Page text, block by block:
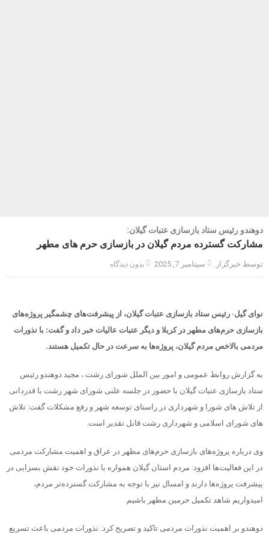
دوهندو رئیس ستاد بازسازی عتبات گیلان:
مشارکت گسترده مردم گیلان در بازسازی حرم های مطهر
توسط خبرگزار سپتامبر 7, 2025 بدون دیدگاه
نوای گیل- رئیس ستاد بازسازی عتبات گیلان، از پیشرفت‌های چشمگیر پروژه‌های
بازسازی حرم‌های مطهر در کربلا و دیگر عتبات عالیات خبر داد و گفت: با نذورات
مردمی بالاخص مردم گیلان، پروژه‌ها به سرعت در حال تکمیل هستند.
به گزارش روابط عمومی و امور بین الملل شورای رشت ، مجید دوهندو رئیس
ستاد بازسازی عتبات گیلان با حضور در جلسه علنی شورای شهر رشت با قدردانی
از تلاش های شورا و شهرداری در راستای توسعه شهر و رفع مشکلات گفت: تلاش
های شورای اسلامی و شهرداری رشت قابل تقدیر است.
وی درباره پروژه‌های بازسازی حرم‌های مطهر در عراق و اهمیت مشارکت مردمی
در این فعالیت‌ها افزود: مردم استان گیلان همواره با نذورات خود نقش بسزایی در
پیشرفت پروژه‌ها دارند و امسال نیز با توجه به مشارکت گسترده‌تر مردم،
امیدواریم شاهد تکمیل حرمین مطهر باشیم.
دوهندو بر اهمیت نذورات مردمی تاکید و تصریح کرد: نذورات مردمی باعث تسریع